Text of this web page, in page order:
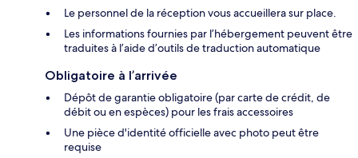
Le personnel de la réception vous accueillera sur place.
Les informations fournies par l’hébergement peuvent être
traduites à l’aide d’outils de traduction automatique
Obligatoire à l’arrivée
Dépôt de garantie obligatoire (par carte de crédit, de
débit ou en espèces) pour les frais accessoires
Une pièce d'identité officielle avec photo peut être
requise